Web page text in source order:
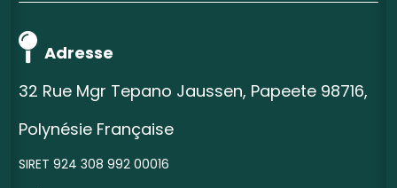
Adresse
32 Rue Mgr Tepano Jaussen, Papeete 98716,
Polynésie Française
SIRET 924 308 992 00016